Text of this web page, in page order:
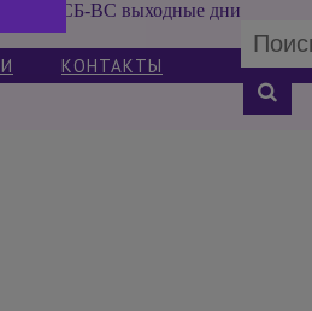
СБ-ВС выходные дни
КОНТАКТЫ